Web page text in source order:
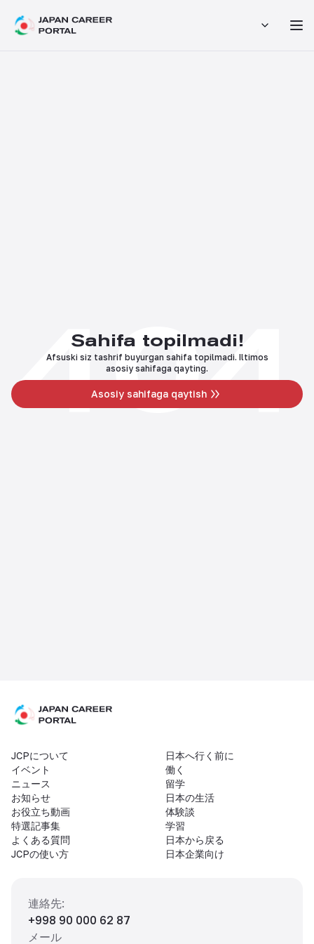
Sahifa topilmadi!
Afsuski siz tashrif buyurgan sahifa topilmadi. Iltimos
asosiy sahifaga qayting.
Asosiy sahifaga qaytish
404
JCPについて
イベント
ニュース
お知らせ
お役立ち動画
特選記事集
よくある質問
JCPの使い方
日本へ行く前に
働く
留学
日本の生活
体験談
学習
日本から戻る
日本企業向け
連絡先:
+998 90 000 62 87
メール